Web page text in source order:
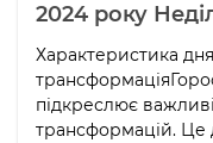
2024 року
Характеристика
підкреслює
трансформацій. Це